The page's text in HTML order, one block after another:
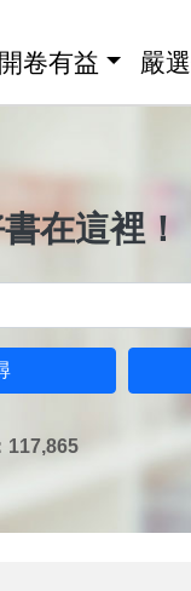
卷有益 嚴
在這裡！
117,865